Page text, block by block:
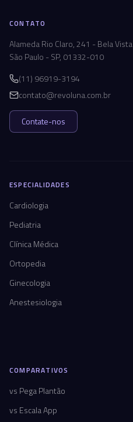
CONTATO
Alameda Rio Claro, 241 - Bela Vista
São Paulo - SP, 01332-010
(11) 96919-3194
contato@revoluna.com.br
Contate-nos
ESPECIALIDADES
Cardiologia
Pediatria
Clínica Médica
Ortopedia
Ginecologia
Anestesiologia
COMPARATIVOS
vs Pega Plantão
vs Escala App